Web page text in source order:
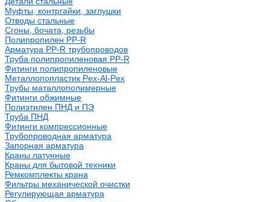
Муфты, контргайки, заглушки
Отводы стальные
Сгоны, бочата, резьбы
Полипропилен PP-R
Арматура PP-R трубопроводов
Труба полипропиленовая PP-R
Фитинги полипропиленовые
Металлопопластик Pex-Al-Pex
Трубы маталлополимерные
Фитинги обжимные
Полиэтилен ПНД и ПЭ
Труба ПНД
Фитинги компрессионные
Трубопроводная арматура
Запорная арматура
Краны латунные
Краны для бытовой техники
Ремкомплекты крана
Фильтры механической очистки
Регулирующая арматура